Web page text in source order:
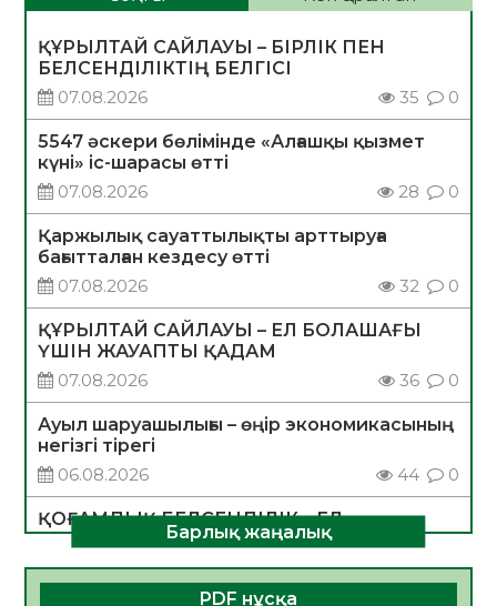
ҚҰРЫЛТАЙ САЙЛАУЫ – БІРЛІК ПЕН
БЕЛСЕНДІЛІКТІҢ БЕЛГІСІ
07.08.2026
35 0
5547 әскери бөлімінде «Алғашқы қызмет
күні» іс-шарасы өтті
07.08.2026
28 0
Қаржылық сауаттылықты арттыруға
бағытталған кездесу өтті
07.08.2026
32 0
ҚҰРЫЛТАЙ САЙЛАУЫ – ЕЛ БОЛАШАҒЫ
ҮШІН ЖАУАПТЫ ҚАДАМ
07.08.2026
36 0
Ауыл шаруашылығы – өңір экономикасының
негізгі тірегі
06.08.2026
44 0
ҚОҒАМДЫҚ БЕЛСЕНДІЛІК – ЕЛ
ДАМУЫНЫҢ НЕГІЗІ
06.08.2026
41 0
Барлық жаңалық
PDF нұсқа